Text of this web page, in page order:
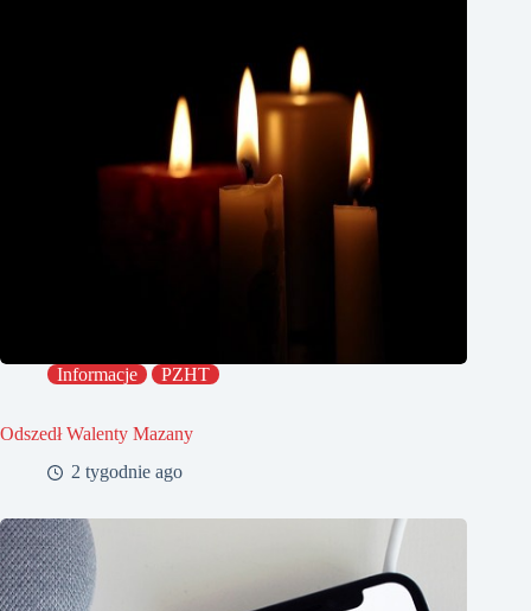
Informacje PZHT
Odszedł Walenty Mazany
2 tygodnie ago